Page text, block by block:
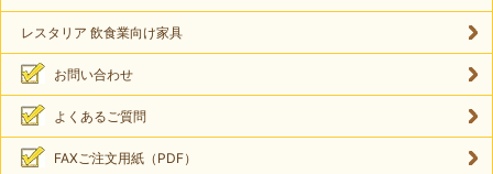
レスタリア 飲食業向け家具
お問い合わせ
よくあるご質問
FAXご注文用紙（PDF）